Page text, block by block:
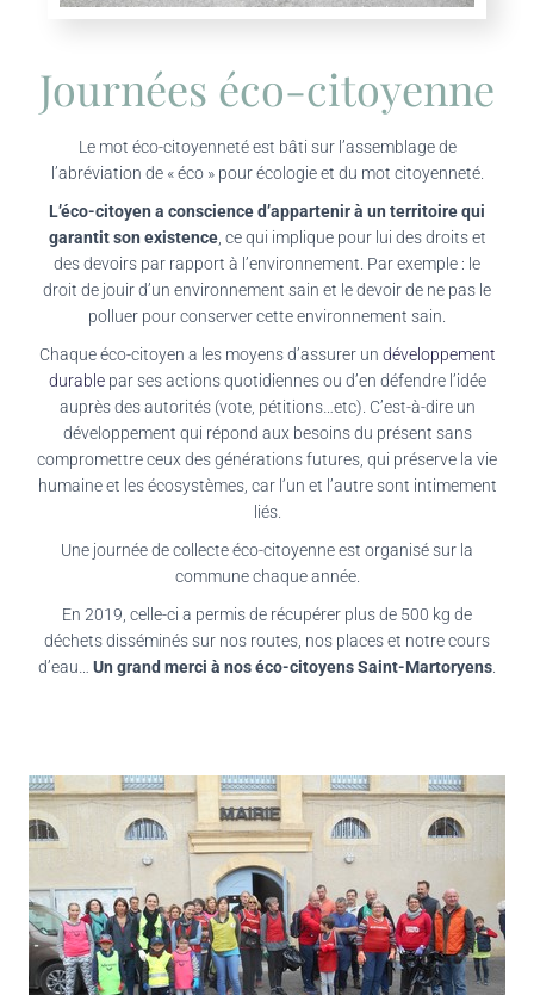
Journées éco-citoyenne
Le mot éco-citoyenneté est bâti sur l’assemblage de
l’abréviation de « éco » pour écologie et du mot citoyenneté.
L’éco-citoyen a conscience d’appartenir à un territoirequi
garantit son existence, ce qui implique pour lui des droits et
des devoirs par rapport à l’environnement. Par exemple : le
droit de jouir d’un environnement sain et le devoir de ne pas le
polluer pour conserver cette environnement sain.
Chaque éco-citoyen a les moyens d’assurer un développement
durablepar ses actions quotidiennes ou d’en défendre l’idée
auprès des autorités (vote, pétitions…etc). C’est-à-dire un
développement qui répond aux besoins du présent sans
compromettre ceux des générations futures, qui préserve la vie
humaine et les écosystèmes, car l’un et l’autre sont intimement
liés.
Une journée de collecte éco-citoyenne est organisé sur la
commune chaque année.
En 2019, celle-ci a permis de récupérer plus de 500 kg de
déchets disséminés sur nos routes, nos places et notre cours
d’eau… Un grand merci à nos éco-citoyens Saint-Martoryens